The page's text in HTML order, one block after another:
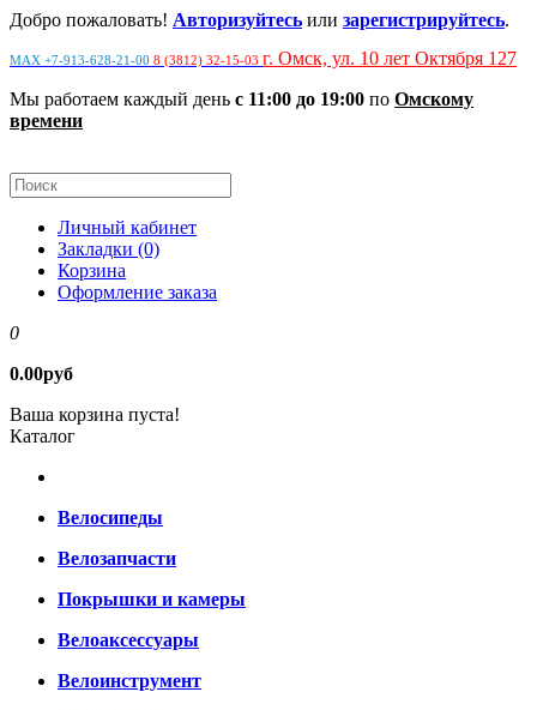
Добро пожаловать! Авторизуйтесь или зарегистрируйтесь.
MAX +7-913-628-21-00 8 (3812) 32-15-03 г. Омск, ул. 10 лет Октября 127
Мы работаем каждый день с 11:00 до 19:00 по Омскому
времени
Личный кабинет
Закладки (0)
Корзина
Оформление заказа
0
0.00руб
Ваша корзина пуста!
Каталог
Велосипеды
Велозапчасти
Покрышки и камеры
Велоаксессуары
Велоинструмент